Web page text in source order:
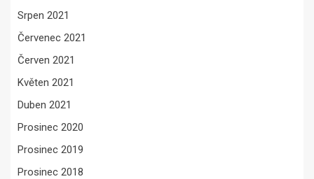
Srpen 2021
Červenec 2021
Červen 2021
Květen 2021
Duben 2021
Prosinec 2020
Prosinec 2019
Prosinec 2018